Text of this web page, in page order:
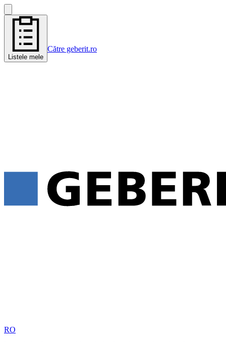
Listele mele
Către geberit.ro
RO